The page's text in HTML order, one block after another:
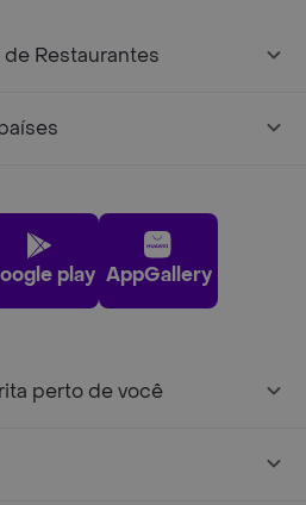
Restaurantes
play AppGallery
perto de você